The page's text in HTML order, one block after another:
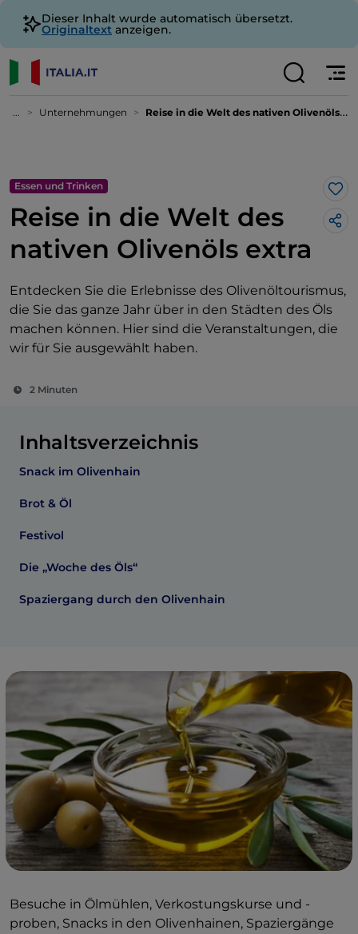
Dieser Inhalt wurde automatisch übersetzt.
Originaltext anzeigen.
... Unternehmungen Reise in die Welt des nativen Olivenöls extra
Essen und Trinken
Reise in die Welt des
nativen Olivenöls extra
Entdecken Sie die Erlebnisse des Olivenöltourismus,
die Sie das ganze Jahr über in den Städten des Öls
machen können. Hier sind die Veranstaltungen, die
wir für Sie ausgewählt haben.
2 Minuten
Inhaltsverzeichnis
Snack im Olivenhain
Brot & Öl
Festivol
Die „Woche des Öls“
Spaziergang durch den Olivenhain
Besuche in Ölmühlen, Verkostungskurse und -
proben, Snacks in den Olivenhainen, Spaziergänge